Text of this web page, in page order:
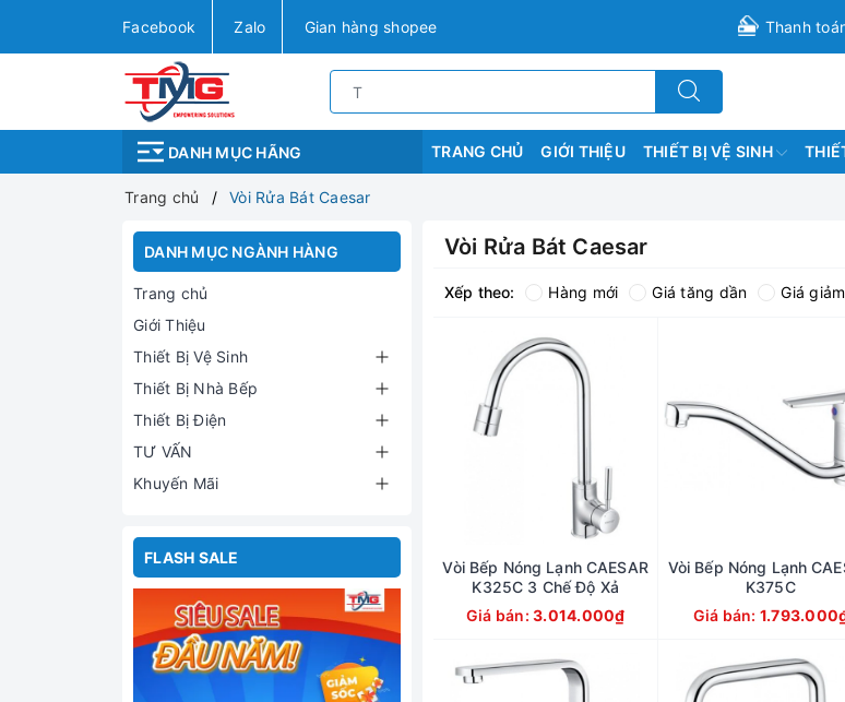
Facebook Zalo Gian hàng shopee Thanh
DANH MỤC HÃNG TRANG CHỦ GIỚI THIỆU THIẾT BỊ VỆ SINH
Trang chủ Vòi Rửa Bát Caesar
DANH MỤC NGÀNH HÀNG
Trang chủ
Giới Thiệu
Thiết Bị Vệ Sinh
Thiết Bị Nhà Bếp
Thiết Bị Điện
TƯ VẤN
Khuyến Mãi
FLASH SALE
Vòi Rửa Bát Caesar
Xếp theo: Hàng mới Giá tăng dần Giá
Vòi Bếp Nóng Lạnh CAESAR
K325C 3 Chế Độ Xả
Giá bán: 3.014.000₫
Vòi Bếp Nóng Lạnh
K375C
Giá bán: